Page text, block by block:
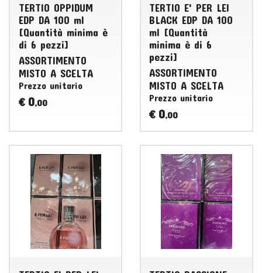
TERTIO OPPIDUM
EDP DA 100 ml
[Quantità minima è
di 6 pezzi]
ASSORTIMENTO
MISTO A SCELTA
Prezzo unitario
€ 0,00
TERTIO E' PER LEI
BLACK EDP DA 100
ml [Quantità
minima è di 6
pezzi]
ASSORTIMENTO
MISTO A SCELTA
Prezzo unitario
€ 0,00